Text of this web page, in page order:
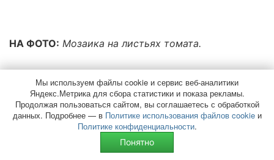
НА ФОТО: Мозаика на листьях томата.
Пожелтение листьев рассады томатов
Почему желтеют листья у рассады помидор? В
зависимости от характера пожелтения листьев
причины могут быть разные. Если, например,
желтеют нижние листья у рассады помидор,
значит растения, скорее всего, испытывают
Мы используем файлы cookie и сервис веб-аналитики
Яндекс.Метрика для сбора статистики и показа рекламы.
Продолжая пользоваться сайтом, вы соглашаетесь с обработкой
данных. Подробнее — в Политике использования файлов cookieи
Политике конфиденциальности.
Понятно